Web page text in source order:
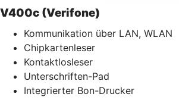
V400c (Verifone)
Kommunikation über LAN, WLAN
Chipkartenleser
Kontaktlosleser
Unterschriften-Pad
Integrierter Bon-Drucker